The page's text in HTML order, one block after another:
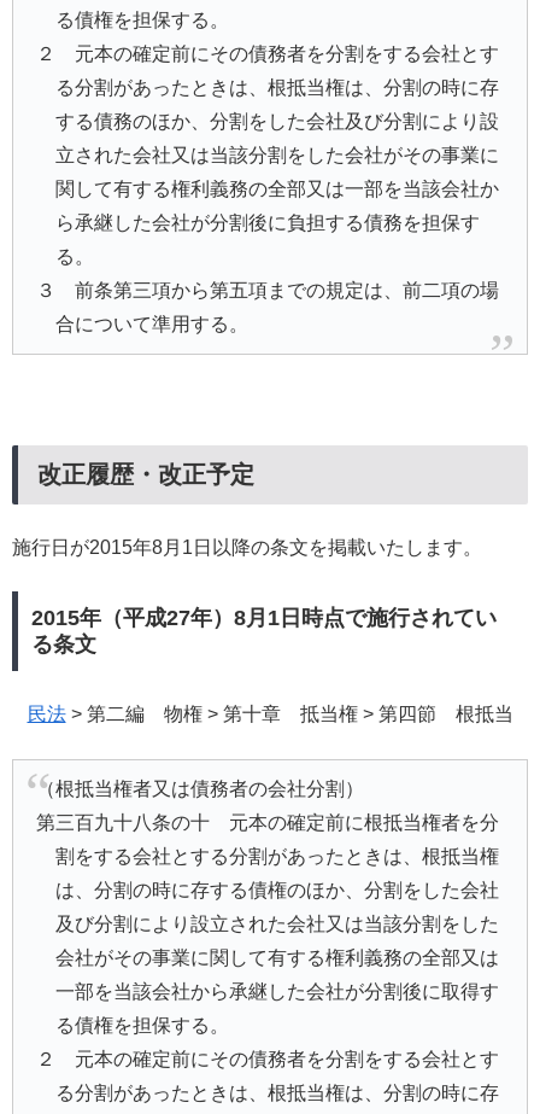
る債権を担保する。
２ 元本の確定前にその債務者を分割をする会社とす
る分割があったときは、根抵当権は、分割の時に存
する債務のほか、分割をした会社及び分割により設
立された会社又は当該分割をした会社がその事業に
関して有する権利義務の全部又は一部を当該会社か
ら承継した会社が分割後に負担する債務を担保す
る。
３ 前条第三項から第五項までの規定は、前二項の場
合について準用する。
改正履歴・改正予定
施行日が2015年8月1日以降の条文を掲載いたします。
2015年（平成27年）8月1日時点で施行されてい
る条文
民法> 第二編 物権 > 第十章 抵当権 > 第四節 根抵当
（根抵当権者又は債務者の会社分割）
第三百九十八条の十 元本の確定前に根抵当権者を分
割をする会社とする分割があったときは、根抵当権
は、分割の時に存する債権のほか、分割をした会社
及び分割により設立された会社又は当該分割をした
会社がその事業に関して有する権利義務の全部又は
一部を当該会社から承継した会社が分割後に取得す
る債権を担保する。
２ 元本の確定前にその債務者を分割をする会社とす
る分割があったときは、根抵当権は、分割の時に存